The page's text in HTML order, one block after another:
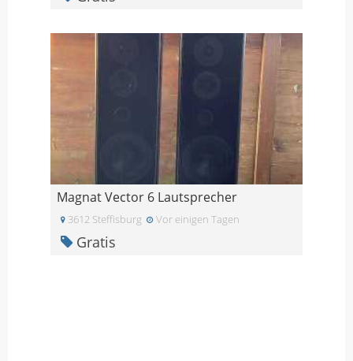
Magnat Vector 6 Lautsprecher
3612 Steffisburg Vor einigen Tagen
Gratis